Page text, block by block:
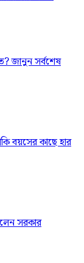
জানুন সর্বশেষ
বয়সের কাছে হার
সরকার